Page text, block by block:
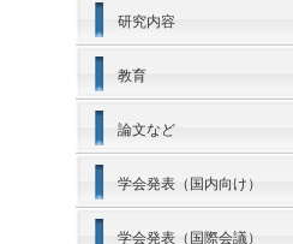
研究内容
教育
論文など
学会発表（国内向け）
学会発表（国際会議）